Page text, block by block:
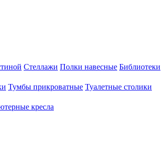
Стеллажи Полки навесные Библиотеки
Тумбы прикроватные Туалетные столики
кресла